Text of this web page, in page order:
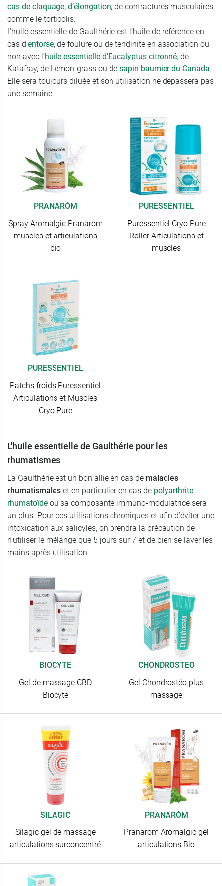
cas de claquage, d’élongation, de contractures musculaires
comme le torticolis.
L’huile essentielle de Gaulthérie est l’huile de référence en
cas d’entorse, de foulure ou de tendinite en association ou
non avec l’huile essentielle d’Eucalyptus citronné, de
Katafray, de Lemon-grass ou de sapin baumier du Canada.
Elle sera toujours diluée et son utilisation ne dépassera pas
une semaine.
PRANARÔM
Spray Aromalgic Pranarom
muscles et articulations
bio
PURESSENTIEL
Puressentiel Cryo Pure
Roller Articulations et
muscles
PURESSENTIEL
Patchs froids Puressentiel
Articulations et Muscles
Cryo Pure
L'huile essentielle de Gaulthérie pour les
rhumatismes
La Gaulthérie est un bon allié en cas de maladies
rhumatismales et en particulier en cas de polyarthrite
rhumatoïde où sa composante immuno-modulatrice sera
un plus. Pour ces utilisations chroniques et afin d’éviter une
intoxication aux salicylés, on prendra la précaution de
n’utiliser le mélange que 5 jours sur 7 et de bien se laver les
mains après utilisation.
BIOCYTE
Gel de massage CBD
Biocyte
CHONDROSTEO
Gel Chondrostéo plus
massage
SILAGIC
Silagic gel de massage
articulations surconcentré
PRANARÔM
Pranarom Aromalgic gel
articulations Bio